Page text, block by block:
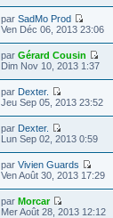
par SadMo Prod
Ven Déc 06, 2013 23:06
par Gérard Cousin
Dim Nov 10, 2013 1:37
par Dexter.
Jeu Sep 05, 2013 23:52
par Dexter.
Lun Sep 02, 2013 0:59
par Vivien Guards
Ven Août 30, 2013 17:29
par Morcar
Mer Août 28, 2013 12:12